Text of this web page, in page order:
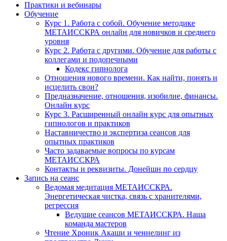
Практики и вебинары
Обучение
Курс 1. Работа с собой. Обучение методике
МЕТАИССКРА онлайн для новичков и среднего
уровня
Курс 2. Работа с другими. Обучение для работы с
коллегами и подопечными
Кодекс гипнолога
Отношения нового времени. Как найти, понять и
исцелить свои?
Предназначение, отношения, изобилие, финансы.
Онлайн курс
Курс 3. Расширенный онлайн курс для опытных
гипнологов и практиков
Наставничество и экспертиза сеансов для
опытных практиков
Часто задаваемые вопросы по курсам
МЕТАИССКРА
Контакты и реквизиты. Донейшн по сердцу
Запись на сеанс
Ведомая медитация МЕТАИССКРА.
Энергетическая чистка, связь с хранителями,
регрессия
Ведущие сеансов МЕТАИССКРА. Наша
команда мастеров
Чтение Хроник Акаши и ченнелинг из